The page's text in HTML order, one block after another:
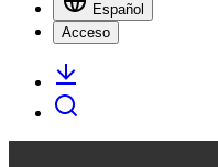
Español
Acceso